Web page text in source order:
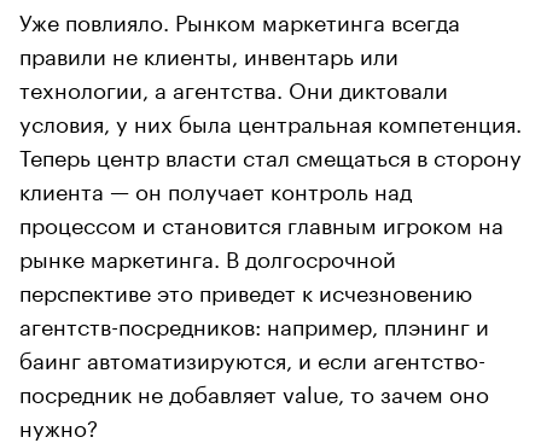
Уже повлияло. Рынком маркетинга всегда
правили не клиенты, инвентарь или
технологии, а агентства. Они диктовали
условия, у них была центральная компетенция.
Теперь центр власти стал смещаться в сторону
клиента — он получает контроль над
процессом и становится главным игроком на
рынке маркетинга. В долгосрочной
перспективе это приведет к исчезновению
агентств-посредников: например, плэнинг и
баинг автоматизируются, и если агентство-
посредник не добавляет value, то зачем оно
нужно?